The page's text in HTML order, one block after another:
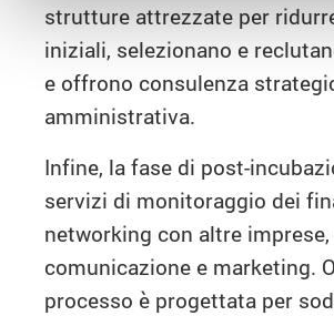
strutture attrezzate per
iniziali, selezionano e
e offrono consulenza
amministrativa.
Infine, la fase di post-
servizi di monitoraggio dei
networking con altre imprese,
comunicazione e marketing.
processo è progettata per